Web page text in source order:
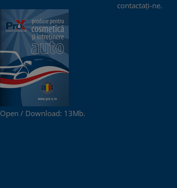
Open / Download: 13Mb.
contactați-ne.